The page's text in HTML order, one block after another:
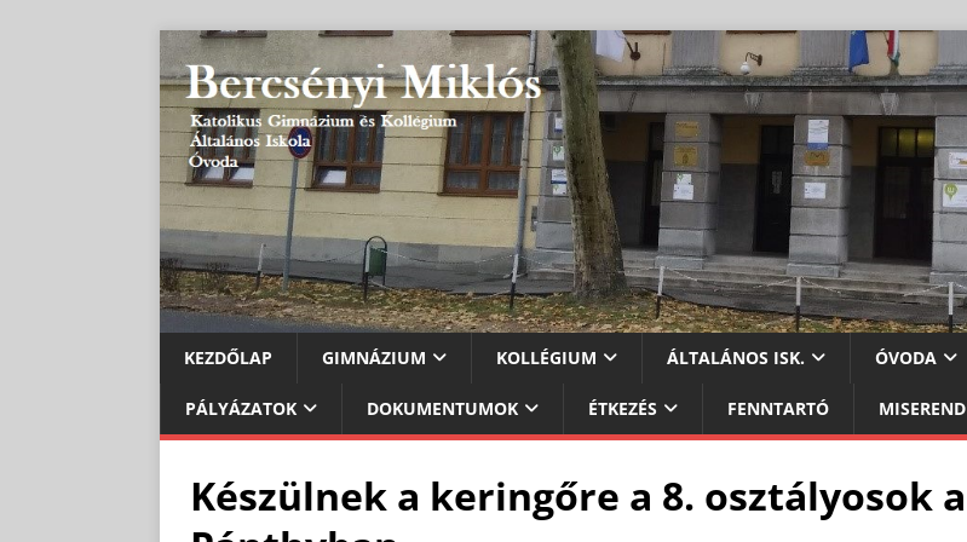
KEZDŐLAP GIMNÁZIUM KOLLÉGIUM ÁLTALÁNOS ISK. ÓVODA
PÁLYÁZATOK DOKUMENTUMOK ÉTKEZÉS FENNTARTÓ MISEREND
Készülnek a keringőre a 8. osztályosok a